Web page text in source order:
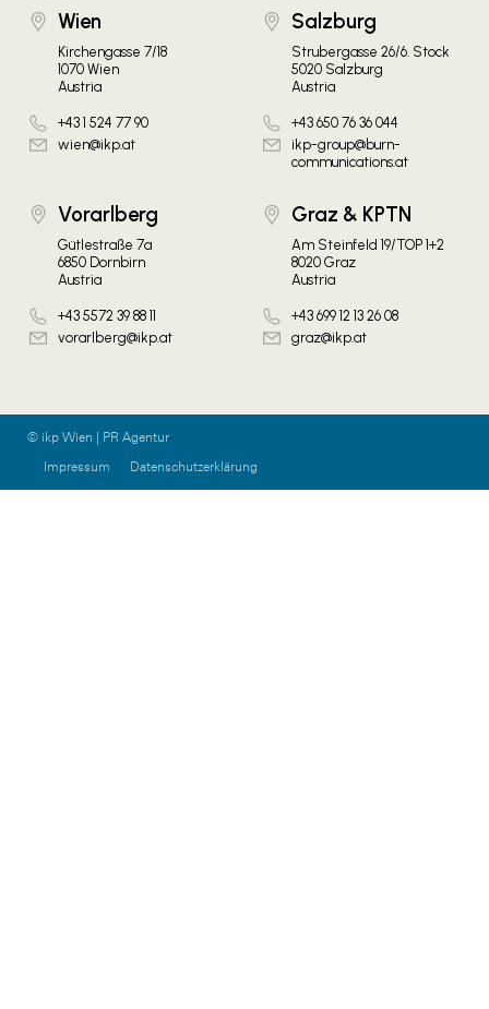
Wien
Kirchengasse 7/18
1070 Wien
Austria
+43 1 524 77 90
wien@ikp.at
Salzburg
Strubergasse 26/6. Stock
5020 Salzburg
Austria
+43 650 76 36 044
ikp-group@burn-
communications.at
Vorarlberg
Gütlestraße 7a
6850 Dornbirn
Austria
+43 5572 39 88 11
vorarlberg@ikp.at
Graz & KPTN
Am Steinfeld 19/TOP 1+2
8020 Graz
Austria
+43 699 12 13 26 08
graz@ikp.at
© ikp Wien | PR Agentur
Impressum
Datenschutzerklärung